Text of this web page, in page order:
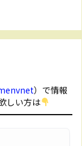
）で情報
しい方は